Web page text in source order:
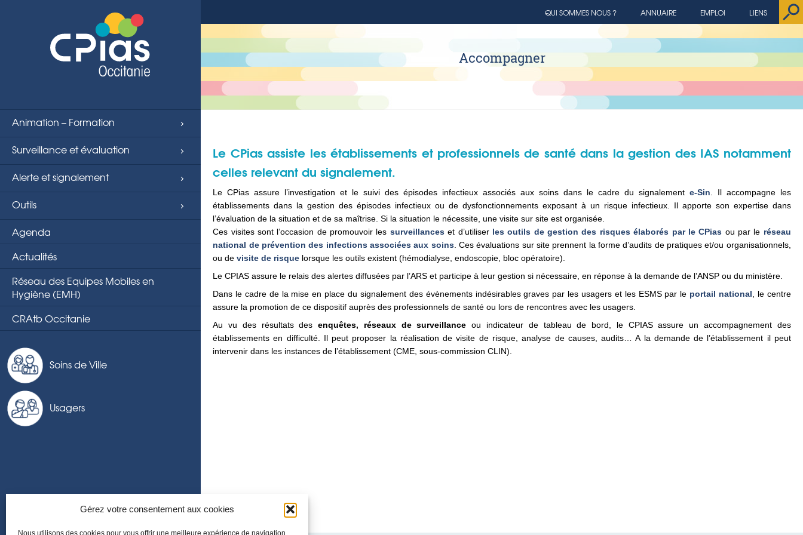
Gérez votre consentement aux cookies
Nous utilisons des cookies pour vous offrir une meilleure expérience de navigation
Animation – Formation
Surveillance et évaluation
Alerte et signalement
Outils
Agenda
Actualités
Réseau des Equipes Mobiles en
Hygiène (EMH)
CRAtb Occitanie
Soins de Ville
Usagers
LIENS
EMPLOI
ANNUAIRE
QUI SOMMES NOUS ?
Accompagner
Le CPias assiste les établissements et professionnels de santé dans la gestion des IAS notamment
celles relevant du signalement.
Le CPias assure l’investigation et le suivi des épisodes infectieux associés aux soins dans le cadre du signalement e-Sin . Il accompagne les
établissements dans la gestion des épisodes infectieux ou de dysfonctionnements exposant à un risque infectieux. Il apporte son expertise dans
l’évaluation de la situation et de sa maîtrise. Si la situation le nécessite, une visite sur site est organisée.
Ces visites sont l’occasion de promouvoir les surveillanceset d’utiliser les outils de gestion des risques élaborés par le CPias ou par le réseau
national de prévention des infections associées aux soins. Ces évaluations sur site prennent la forme d’audits de pratiques et/ou organisationnels,
ou devisite de risque lorsque les outils existent (hémodialyse, endoscopie, bloc opératoire).
Le CPIAS assure le relais des alertes diffusées par l’ARS et participe à leur gestion si nécessaire, en réponse à la demande de l’ANSP ou du ministère.
Dans le cadre de la mise en place du signalement des évènements indésirables graves par les usagers et les ESMS par le portail national , le centre
assure la promotion de ce dispositif auprès des professionnels de santé ou lors de rencontres avec les usagers.
Au vu des résultats desenquêtes, réseaux de surveillance ou indicateur de tableau de bord, le CPIAS assure un accompagnement des
établissements en difficulté. Il peut proposer la réalisation de visite de risque, analyse de causes, audits… A la demande de l’établissement il peut
intervenir dans les instances de l’établissement (CME, sous-commission CLIN).